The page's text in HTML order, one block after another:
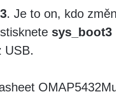
. Je to on, kdo
sys_boot3
USB.